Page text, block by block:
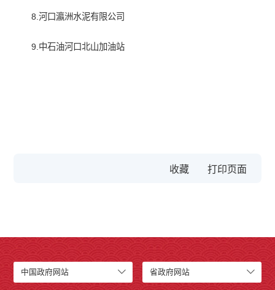
8.河口瀛洲水泥有限公司
9.中石油河口北山加油站
收藏
中国政府网站 省政府网站